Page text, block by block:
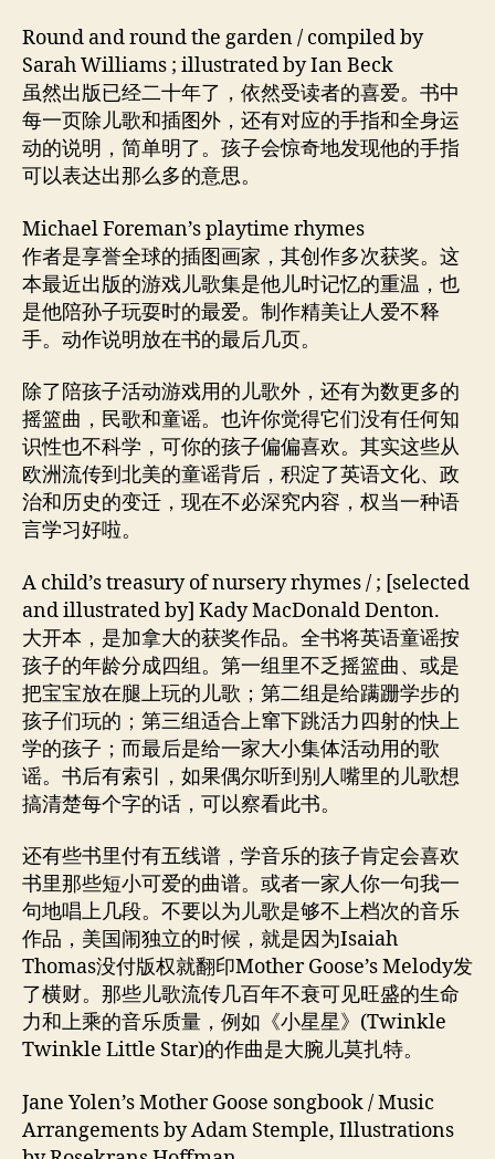
Round and round the garden / compiled by
Sarah Williams ; illustrated by Ian Beck
虽然出版已经二十年了，依然受读者的喜爱。书中
每一页除儿歌和插图外，还有对应的手指和全身运
动的说明，简单明了。孩子会惊奇地发现他的手指
可以表达出那么多的意思。
Michael Foreman’s playtime rhymes
作者是享誉全球的插图画家，其创作多次获奖。这
本最近出版的游戏儿歌集是他儿时记忆的重温，也
是他陪孙子玩耍时的最爱。制作精美让人爱不释
手。动作说明放在书的最后几页。
除了陪孩子活动游戏用的儿歌外，还有为数更多的
摇篮曲，民歌和童谣。也许你觉得它们没有任何知
识性也不科学，可你的孩子偏偏喜欢。其实这些从
欧洲流传到北美的童谣背后，积淀了英语文化、政
治和历史的变迁，现在不必深究内容，权当一种语
言学习好啦。
A child’s treasury of nursery rhymes / ; [selected
and illustrated by] Kady MacDonald Denton.
大开本，是加拿大的获奖作品。全书将英语童谣按
孩子的年龄分成四组。第一组里不乏摇篮曲、或是
把宝宝放在腿上玩的儿歌；第二组是给蹒跚学步的
孩子们玩的；第三组适合上窜下跳活力四射的快上
学的孩子；而最后是给一家大小集体活动用的歌
谣。书后有索引，如果偶尔听到别人嘴里的儿歌想
搞清楚每个字的话，可以察看此书。
还有些书里付有五线谱，学音乐的孩子肯定会喜欢
书里那些短小可爱的曲谱。或者一家人你一句我一
句地唱上几段。不要以为儿歌是够不上档次的音乐
作品，美国闹独立的时候，就是因为Isaiah
Thomas没付版权就翻印Mother Goose’s Melody发
了横财。那些儿歌流传几百年不衰可见旺盛的生命
力和上乘的音乐质量，例如《小星星》(Twinkle
Twinkle Little Star)的作曲是大腕儿莫扎特。
Jane Yolen’s Mother Goose songbook / Music
Arrangements by Adam Stemple, Illustrations